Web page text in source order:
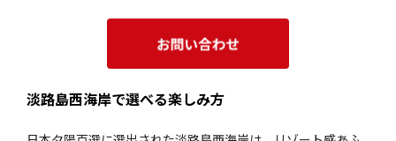
淡路島西海岸で選べる楽しみ方